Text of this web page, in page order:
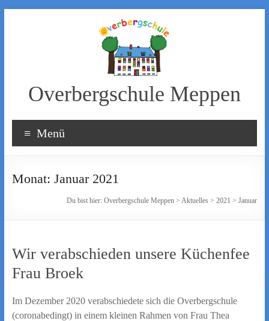
Overbergschule Meppen
Menü
Monat: Januar 2021
Du bist hier:Overbergschule Meppen >Aktuelles >2021 >Januar
Wir verabschieden unsere Küchenfee
Frau Broek
Im Dezember 2020 verabschiedete sich die Overbergschule
(coronabedingt) in einem kleinen Rahmen von Frau Thea